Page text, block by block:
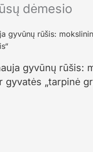
dėmesio
gyvūnų rūšis:
„tarpinė